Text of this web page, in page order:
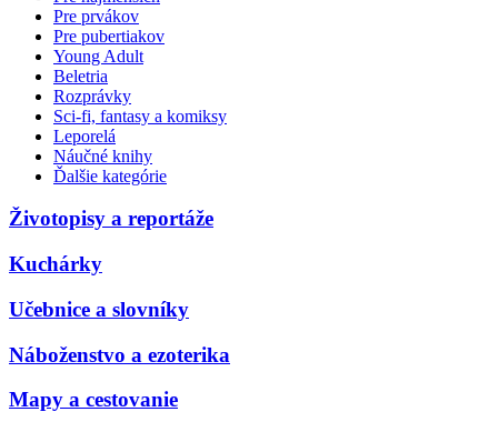
Pre prvákov
Pre pubertiakov
Young Adult
Beletria
Rozprávky
Sci-fi, fantasy a komiksy
Leporelá
Náučné knihy
Ďalšie kategórie
Životopisy a reportáže
Kuchárky
Učebnice a slovníky
Náboženstvo a ezoterika
Mapy a cestovanie